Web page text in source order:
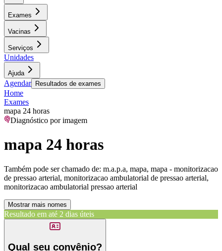
Exames
Vacinas
Serviços
Unidades
Ajuda
Agendar Resultados de exames
Home
Exames
mapa 24 horas
Diagnóstico por imagem
mapa 24 horas
Também pode ser chamado de: m.a.p.a, mapa, mapa - monitorizacao
de pressao arterial, monitorizacao ambulatorial de pressao arterial,
monitorizacao ambulatorial pressao arterial
Mostrar mais nomes
Resultado em até 2 dias úteis
Qual seu convênio?